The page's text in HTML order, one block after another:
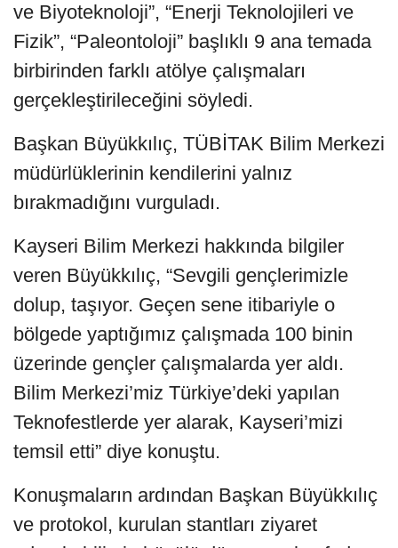
ve Biyoteknoloji”, “Enerji Teknolojileri ve
Fizik”, “Paleontoloji” başlıklı 9 ana temada
birbirinden farklı atölye çalışmaları
gerçekleştirileceğini söyledi.
Başkan Büyükkılıç, TÜBİTAK Bilim Merkezi
müdürlüklerinin kendilerini yalnız
bırakmadığını vurguladı.
Kayseri Bilim Merkezi hakkında bilgiler
veren Büyükkılıç, “Sevgili gençlerimizle
dolup, taşıyor. Geçen sene itibariyle o
bölgede yaptığımız çalışmada 100 binin
üzerinde gençler çalışmalarda yer aldı.
Bilim Merkezi’miz Türkiye’deki yapılan
Teknofestlerde yer alarak, Kayseri’mizi
temsil etti” diye konuştu.
Konuşmaların ardından Başkan Büyükkılıç
ve protokol, kurulan stantları ziyaret